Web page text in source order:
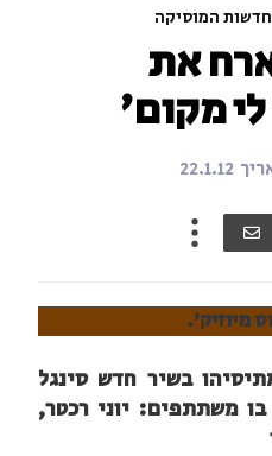
חדשות המוסיקה
את
מקום'
22.1.12
מיוזיק'.
בשיר חדש סינגל
משתתפים: יוני רכטר,